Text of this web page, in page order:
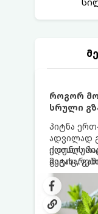
როგორ
სრული
პიტნა
ადვილად
მეტიც,
პიტნა
ღია
ძალიან
ქოთნის
ჩაის,